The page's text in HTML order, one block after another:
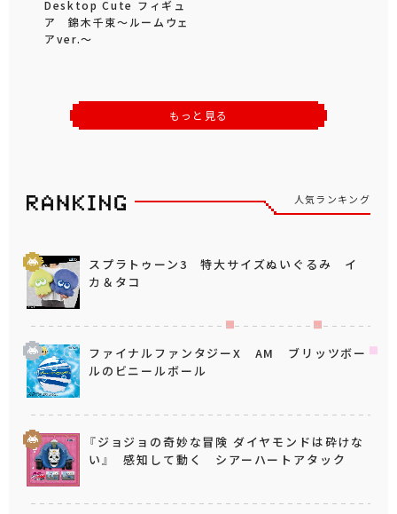
Desktop Cute フィギュ
ア 錦木千束～ルームウェ
アver.～
もっと見る
人気ランキング
スプラトゥーン3 特大サイズぬいぐるみ イ
カ＆タコ
ファイナルファンタジーX AM ブリッツボー
ルのビニールボール
『ジョジョの奇妙な冒険 ダイヤモンドは砕けな
い』 感知して動く シアーハートアタック